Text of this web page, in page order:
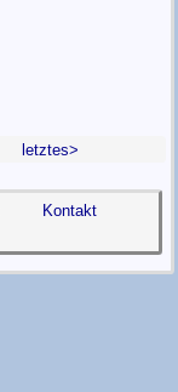
letztes>
Kontakt